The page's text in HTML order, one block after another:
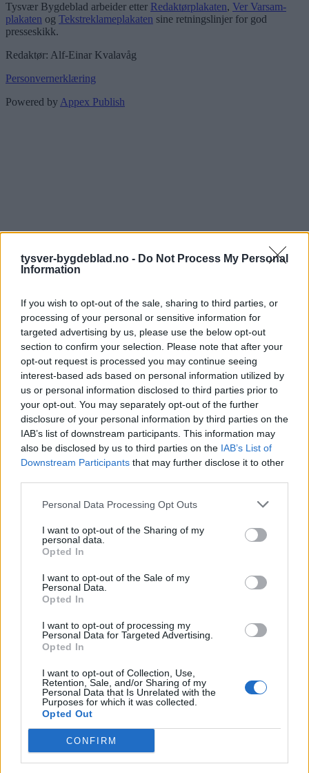
tysver-bygdeblad.no - Do Not Process My Personal
Information
If you wish to opt-out of the sale, sharing to third parties, or
processing of your personal or sensitive information for
targeted advertising by us, please use the below opt-out
section to confirm your selection. Please note that after your
opt-out request is processed you may continue seeing
interest-based ads based on personal information utilized by
us or personal information disclosed to third parties prior to
your opt-out. You may separately opt-out of the further
disclosure of your personal information by third parties on the
IAB’s list of downstream participants. This information may
also be disclosed by us to third parties on the IAB’s List of
Downstream Participants that may further disclose it to other
Personal Data Processing Opt Outs
I want to opt-out of the Sharing of my
personal data.
Opted In
I want to opt-out of the Sale of my
Personal Data.
Opted In
I want to opt-out of processing my
Personal Data for Targeted Advertising.
Opted In
I want to opt-out of Collection, Use,
Retention, Sale, and/or Sharing of my
Personal Data that Is Unrelated with the
Purposes for which it was collected.
Opted Out
CONFIRM
Tysvær Bygdeblad arbeider etter Redaktørplakaten, Ver Varsam-
plakaten og Tekstreklameplakaten sine retningslinjer for god
presseskikk.
Redaktør: Alf-Einar Kvalavåg
Personvernerklæring
Powered byAppex Publish